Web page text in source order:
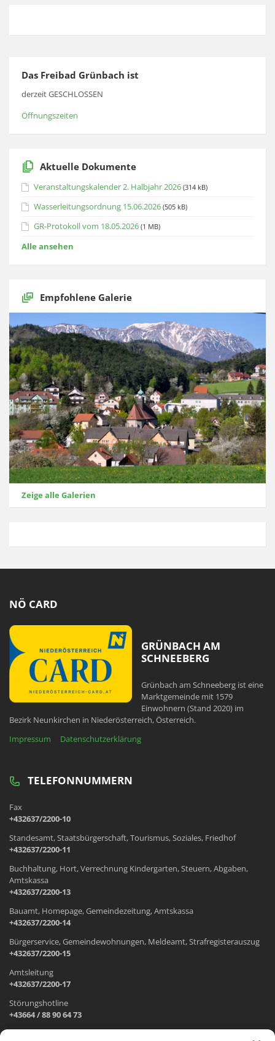
Das Freibad Grünbach ist
derzeit GESCHLOSSEN
Öffnungszeiten
Aktuelle Dokumente
Veranstaltungskalender 2. Halbjahr 2026 (314 kB)
Wasserleitungsordnung 15.06.2026 (505 kB)
GR-Protokoll vom 18.05.2026 (1 MB)
Alle ansehen
Empfohlene Galerie
Zeige alle Galerien
NÖ CARD
GRÜNBACH AM
SCHNEEBERG
Grünbach am Schneeberg ist eine
Marktgemeinde mit 1579
Einwohnern (Stand 2020) im
Bezirk Neunkirchen in Niederösterreich, Österreich.
Impressum
Datenschutzerklärung
TELEFONNUMMERN
Fax
+432637/2200-10
Standesamt, Staatsbürgerschaft, Tourismus, Soziales, Friedhof
+432637/2200-11
Buchhaltung, Hort, Verrechnung Kindergarten, Steuern, Abgaben,
Amtskassa
+432637/2200-13
Bauamt, Homepage, Gemeindezeitung, Amtskassa
+432637/2200-14
Bürgerservice, Gemeindewohnungen, Meldeamt, Strafregisterauszug
+432637/2200-15
Amtsleitung
+432637/2200-17
Störungshotline
+43664 / 88 90 64 73